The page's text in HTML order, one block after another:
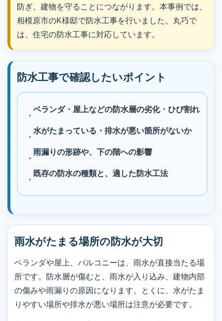
防ぎ、建物を守ることにつながります。本事例では、
相模原市のK様邸で防水工事を行いました。丸巧で
は、住宅の防水工事に対応しています。
防水工事で確認したいポイント
ベランダ・屋上などの防水層の劣化・ひび割れ
水がたまっている・排水が悪い箇所がないか
雨漏りの形跡や、下の階への影響
既存の防水の種類と、適した防水工法
雨水がたまる場所の防水が大切
ベランダや屋上、バルコニーは、雨水が直接当たる場
所です。防水層が傷むと、雨水が入り込み、建物内部
の傷みや雨漏りの原因になります。とくに、水がたま
りやすい場所や排水が悪い場所は注意が必要です。